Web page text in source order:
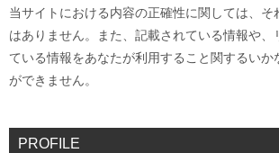
当サイトにおける内容の正確性に関しては、そ
はありません。また、記載されている情報や、
ている情報をあなたが利用すること関するいか
ができません。
PROFILE